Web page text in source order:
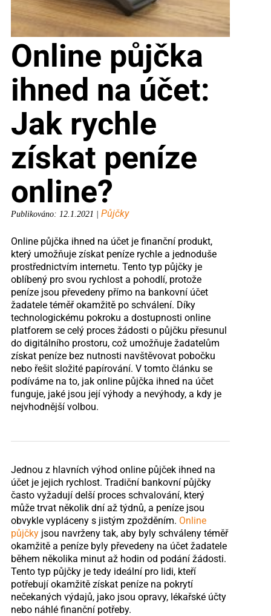
Online půjčka
ihned na účet:
Jak rychle
získat peníze
online?
Publikováno: 12.1.2021 | Půjčky
Online půjčka ihned na účet je finanční produkt,
který umožňuje získat peníze rychle a jednoduše
prostřednictvím internetu. Tento typ půjčky je
oblíbený pro svou rychlost a pohodlí, protože
peníze jsou převedeny přímo na bankovní účet
žadatele téměř okamžitě po schválení. Díky
technologickému pokroku a dostupnosti online
platforem se celý proces žádosti o půjčku přesunul
do digitálního prostoru, což umožňuje žadatelům
získat peníze bez nutnosti navštěvovat pobočku
nebo řešit složité papírování. V tomto článku se
podíváme na to, jak online půjčka ihned na účet
funguje, jaké jsou její výhody a nevýhody, a kdy je
nejvhodnější volbou.
Jednou z hlavních výhod online půjček ihned na
účet je jejich rychlost. Tradiční bankovní půjčky
často vyžadují delší proces schvalování, který
může trvat několik dní až týdnů, a peníze jsou
obvykle vypláceny s jistým zpožděním. Online
půjčkyjsou navrženy tak, aby byly schváleny téměř
okamžitě a peníze byly převedeny na účet žadatele
během několika minut až hodin od podání žádosti.
Tento typ půjčky je tedy ideální pro lidi, kteří
potřebují okamžitě získat peníze na pokrytí
nečekaných výdajů, jako jsou opravy, lékařské účty
nebo náhlé finanční potřeby.